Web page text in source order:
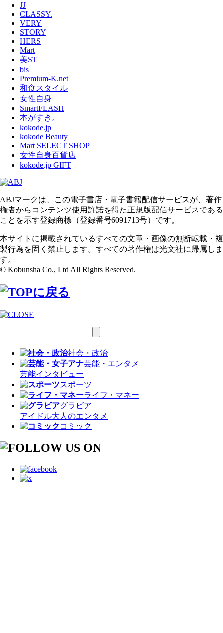
JJ
CLASSY.
VERY
STORY
HERS
Mart
美ST
bis
Premium-K.net
和食スタイル
女性自身
SmartFLASH
本がすき。
kokode.jp
kokode Beauty
Mart SELECT SHOP
女性自身百貨店
kokode.jp GIFT
ABJマークは、この電子書店・電子書籍配信サービスが、著作
権者からコンテンツ使用許諾を得た正規版配信サービスである
ことを示す登録商標（登録番号6091713号）です。
本サイトに掲載されているすべての文章・画像の無断転載・複
製行為を固く禁止します。すべての著作権は光文社に帰属しま
す。
© Kobunsha Co., Ltd All Rights Reserved.
社会・政治
芸能・エンタメ
芸能インタビュー
スポーツ
ライフ・マネー
グラビア
アイドル大人のエンタメ
コミック